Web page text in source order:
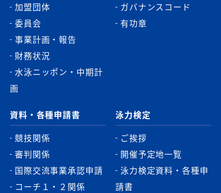
加盟団体
委員会
事業計画・報告
財務状況
水泳ニッポン・中期計
画
ガバナンスコード
有功章
資料・各種申請書
競技関係
審判関係
国際交流事業承認申請
コーチ１・２関係
泳力検定
ご挨拶
開催予定地一覧
泳力検定資料・各種申
請書